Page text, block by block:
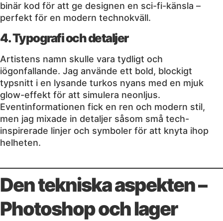
binär kod för att ge designen en sci-fi-känsla –
perfekt för en modern technokväll.
4. Typografi och detaljer
Artistens namn skulle vara tydligt och
iögonfallande. Jag använde ett bold, blockigt
typsnitt i en lysande turkos nyans med en mjuk
glow-effekt för att simulera neonljus.
Eventinformationen fick en ren och modern stil,
men jag mixade in detaljer såsom små tech-
inspirerade linjer och symboler för att knyta ihop
helheten.
Den tekniska aspekten –
Photoshop och lager